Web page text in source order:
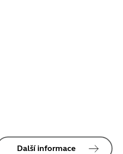
Další informace